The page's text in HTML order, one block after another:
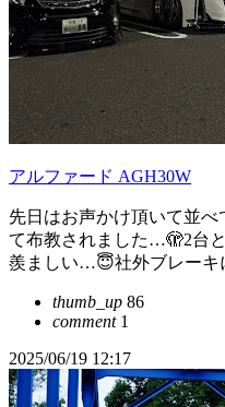
アルファード AGH30W
先日はお声かけ頂いて並
て布教されました…🫣2台
羨ましい…😇社外ブレーキ
thumb_up 86
comment1
2025/06/19 12:17